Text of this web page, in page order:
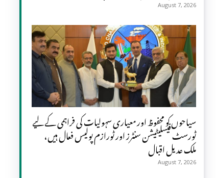
August 7, 2026
سیاحوں کو محفوظ اور معیاری سہولیات کی فراہمی کے لیے
ٹورسٹ فیسلیٹیشن سنٹرز اور ٹورازم پولیس فعال ہیں،
ملک عدیل اقبال
August 7, 2026